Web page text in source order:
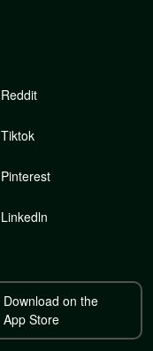
Reddit
Tiktok
Pinterest
Linkedln
Download on the
App Store